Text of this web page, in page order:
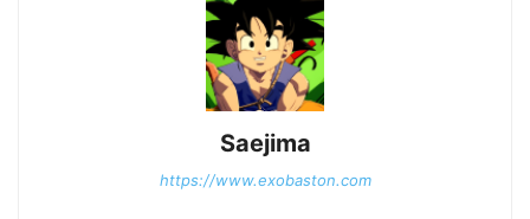
Saejima
https://www.exobaston.com